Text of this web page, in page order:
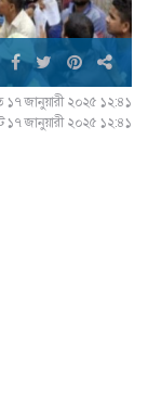
১৭ জানুয়ারী ২০২৫ ১২:৪১
১৭ জানুয়ারী ২০২৫ ১২:৪১